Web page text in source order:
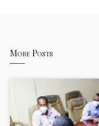
More Posts